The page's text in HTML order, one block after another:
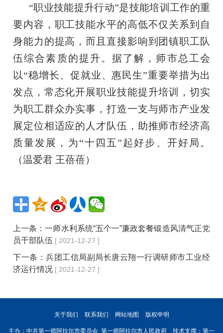
“职业技能提升行动”是技能培训工作的重
要内容，职工技能水平的高低不仅关系到自
身能力的提高，而且直接影响到团镇职工队
伍综合素质的提升。据了解，师市总工会
以“稳增长、促就业、惠民生”重要举措为出
发点，常态化开展职业技能提升培训，切实
为职工群众办实事，打造一支与师市产业发
展定位相适应的人才队伍，助推师市经济高
质量发展，为“十四五”起好步、开好局。
（温爱君 王蓓蓓）
上一条：一师水利系统“五个一”廉政套餐锻造风清气正党
员干部队伍 [ 2021-12-27 ]
下一条：兵团工信局副局长唐云翔一行调研师市工业经
济运行情况 [ 2021-12-27 ]
关于我们 联系我们 网站地图 版权申明
主办：中共第一师阿拉尔市委员会 第一师阿拉尔市人民政府 技术支撑：第一